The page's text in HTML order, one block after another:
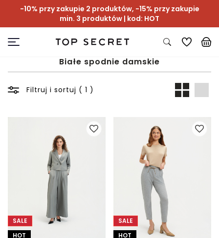
-10% przy zakupie 2 produktów, -15% przy zakupie
min. 3 produktów | kod: HOT
Białe spodnie damskie
Filtruj i sortuj ( 1 )
SALE
HOT
SALE
HOT